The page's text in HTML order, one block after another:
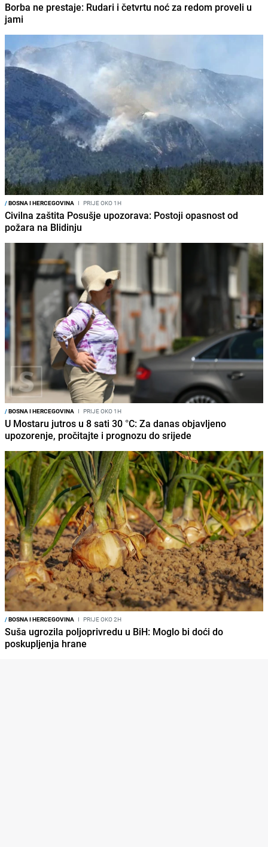
Borba ne prestaje: Rudari i četvrtu noć za redom proveli u
jami
/BOSNA I HERCEGOVINA I PRIJE OKO 1H
Civilna zaštita Posušje upozorava: Postoji opasnost od
požara na Blidinju
/BOSNA I HERCEGOVINA I PRIJE OKO 1H
U Mostaru jutros u 8 sati 30 °C: Za danas objavljeno
upozorenje, pročitajte i prognozu do srijede
/BOSNA I HERCEGOVINA I PRIJE OKO 2H
Suša ugrozila poljoprivredu u BiH: Moglo bi doći do
poskupljenja hrane